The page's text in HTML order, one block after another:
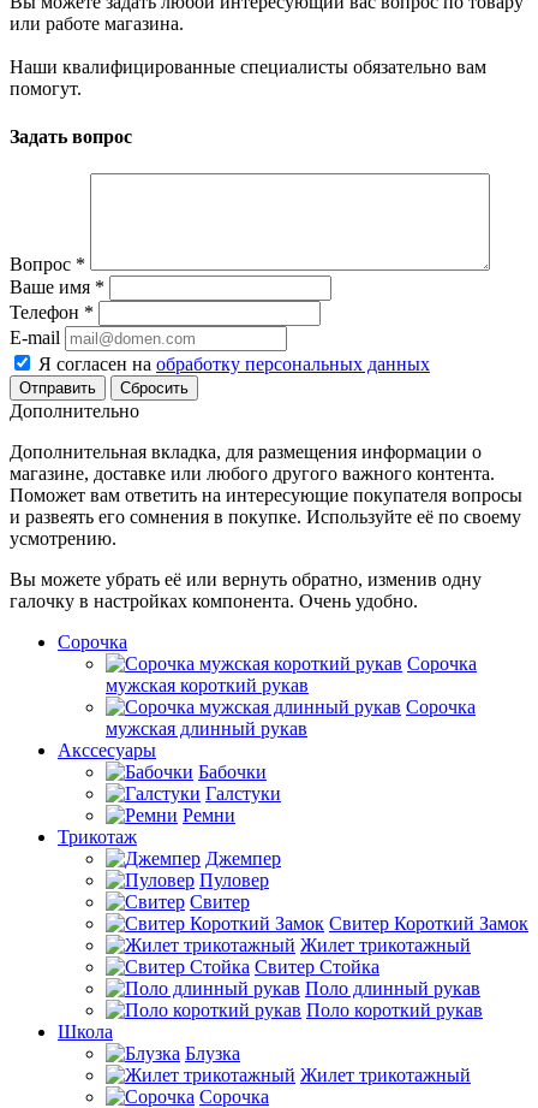
или работе магазина.
Наши квалифицированные специалисты обязательно вам
помогут.
Задать вопрос
Вопрос *
Ваше имя *
Телефон *
E-mail
Я согласен на обработку персональных данных
Сбросить
Дополнительно
Дополнительная вкладка, для размещения информации о
магазине, доставке или любого другого важного контента.
Поможет вам ответить на интересующие покупателя вопросы
и развеять его сомнения в покупке. Используйте её по своему
усмотрению.
Вы можете убрать её или вернуть обратно, изменив одну
галочку в настройках компонента. Очень удобно.
Сорочка
Сорочка
мужская короткий рукав
Сорочка
мужская длинный рукав
Акссесуары
Бабочки
Галстуки
Ремни
Трикотаж
Джемпер
Пуловер
Свитер
Свитер Короткий Замок
Жилет трикотажный
Свитер Стойка
Поло длинный рукав
Поло короткий рукав
Школа
Блузка
Жилет трикотажный
Сорочка